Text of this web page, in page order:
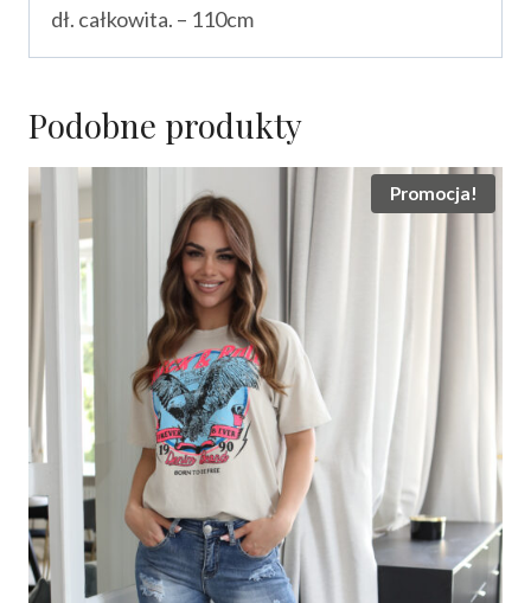
dł. całkowita. – 110cm
Podobne produkty
Promocja!